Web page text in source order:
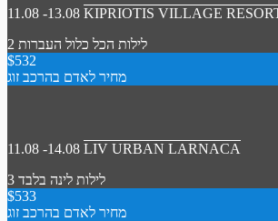
11.08 -13.08 KIPRIOTIS VILLAGE
2 לילות הכל כלול העברות
$532
מחיר לאדם בהרכב זוג
11.08 -14.08 LIV URBAN LARNACA
3 לילות לינה בלבד
$533
מחיר לאדם בהרכב זוג